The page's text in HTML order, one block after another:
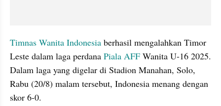
Timnas Wanita Indonesia berhasil mengalahkan Timor
Leste dalam laga perdana Piala AFF Wanita U-16 2025.
Dalam laga yang digelar di Stadion Manahan, Solo,
Rabu (20/8) malam tersebut, Indonesia menang dengan
skor 6-0.